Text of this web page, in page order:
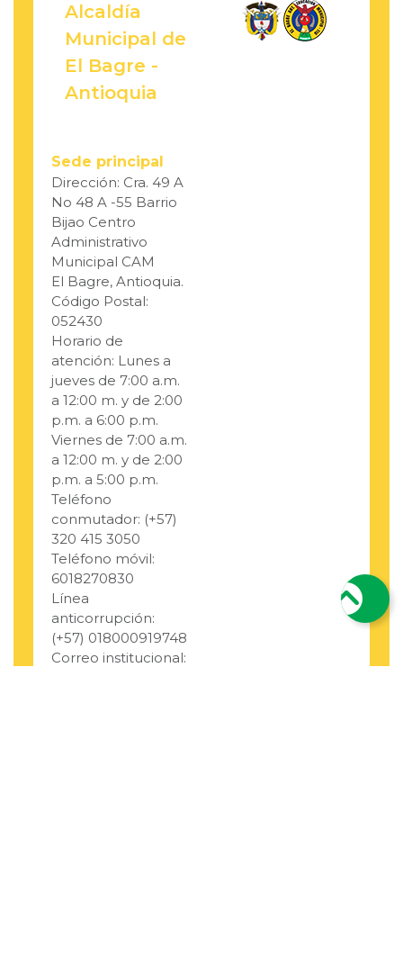
Alcaldía
Municipal de
El Bagre -
Antioquia
Sede principal
Dirección: Cra. 49 A
No 48 A -55 Barrio
Bijao Centro
Administrativo
Municipal CAM
El Bagre, Antioquia.
Código Postal:
052430
Horario de
atención: Lunes a
jueves de 7:00 a.m.
a 12:00 m. y de 2:00
p.m. a 6:00 p.m.
Viernes de 7:00 a.m.
a 12:00 m. y de 2:00
p.m. a 5:00 p.m.
Teléfono
conmutador: (+57)
320 415 3050
Teléfono móvil:
6018270830
Línea
anticorrupción:
(+57) 018000919748
Correo institucional: